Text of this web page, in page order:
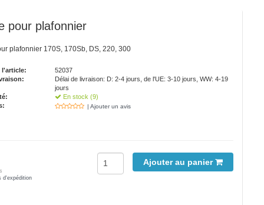
pour plafonnier
plafonnier 170S, 170Sb, DS, 220, 300
l'article:
52037
Délai de livraison: D: 2-4 jours, de l'UE: 3-10 jours, WW: 4-19
jours
En stock (9)
| Ajouter un avis
d'expédition
Ajouter au panier